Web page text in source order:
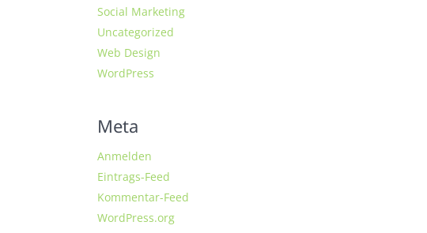
Social Marketing
Uncategorized
Web Design
WordPress
Meta
Anmelden
Eintrags-Feed
Kommentar-Feed
WordPress.org